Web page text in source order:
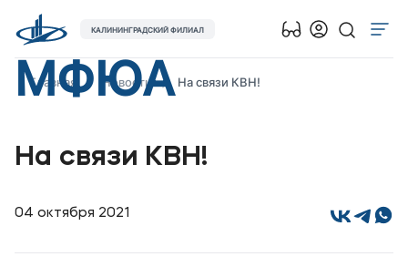
МФЮА
КАЛИНИНГРАДСКИЙ ФИЛИАЛ
Об университете
Абитуриенту
Абитуриентам
Главная Новости На связи КВН!
На связи КВН!
04 октября 2021